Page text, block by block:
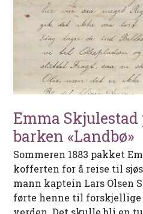
Emma
barken «Landbø»
Sommeren 1883 pakket
kofferten for å reise til
mann kaptein Lars Olsen
førte henne til